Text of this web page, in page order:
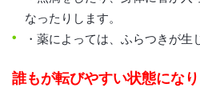
なったりします。
・薬によっては、ふらつきが生
誰もが転びやすい状態になり